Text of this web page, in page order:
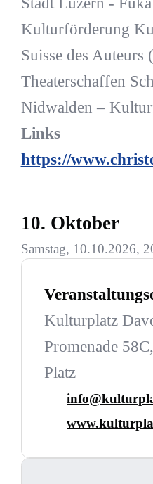
Kulturförderung
Suisse des Auteurs
Theaterschaffen
Nidwalden –
Links
https://
10. Oktober
Samstag, 10.10.2026,
Kulturplatz
Promenade
Platz